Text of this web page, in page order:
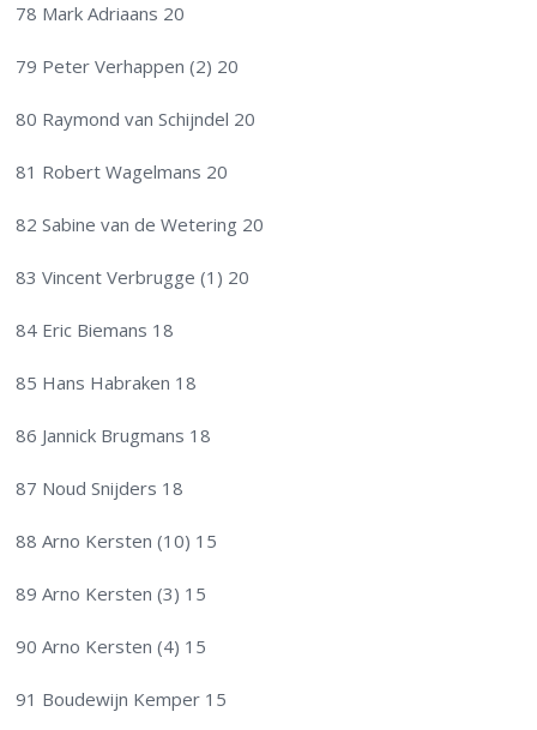
78 Mark Adriaans 20
79 Peter Verhappen (2) 20
80 Raymond van Schijndel 20
81 Robert Wagelmans 20
82 Sabine van de Wetering 20
83 Vincent Verbrugge (1) 20
84 Eric Biemans 18
85 Hans Habraken 18
86 Jannick Brugmans 18
87 Noud Snijders 18
88 Arno Kersten (10) 15
89 Arno Kersten (3) 15
90 Arno Kersten (4) 15
91 Boudewijn Kemper 15